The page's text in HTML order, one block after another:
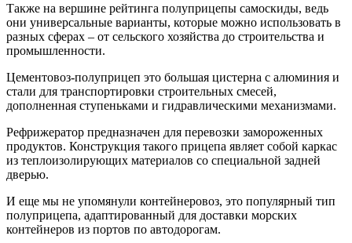
Также на вершине рейтинга полуприцепы самоскиды, ведь
они универсальные варианты, которые можно использовать в
разных сферах – от сельского хозяйства до строительства и
промышленности.
Цементовоз-полуприцеп это большая цистерна с алюминия и
стали для транспортировки строительных смесей,
дополненная ступеньками и гидравлическими механизмами.
Рефрижератор предназначен для перевозки замороженных
продуктов. Конструкция такого прицепа являет собой каркас
из теплоизолирующих материалов со специальной задней
дверью.
И еще мы не упомянули контейнеровоз, это популярный тип
полуприцепа, адаптированный для доставки морских
контейнеров из портов по автодорогам.